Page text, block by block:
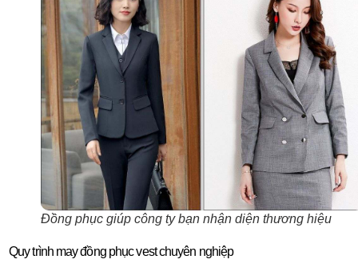
Đồng phục giúp công ty bạn nhận diện thương hiệu
Quy trình may đồng phục vest chuyên nghiệp